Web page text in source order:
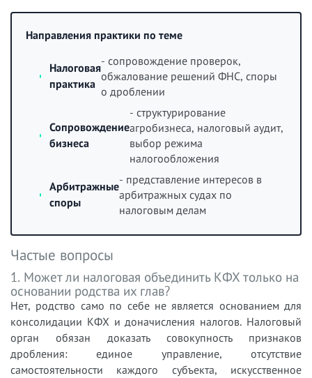
Направления практики по теме
Налоговая
практика
- сопровождение проверок,
обжалование решений ФНС, споры
о дроблении
Сопровождение
бизнеса
- структурирование
агробизнеса, налоговый аудит,
выбор режима
налогообложения
Арбитражные
споры
- представление интересов в
арбитражных судах по
налоговым делам
Частые вопросы
1. Может ли налоговая объединить КФХ только на
основании родства их глав?
Нет, родство само по себе не является основанием для
консолидации КФХ и доначисления налогов. Налоговый
орган обязан доказать совокупность признаков
дробления: единое управление, отсутствие
самостоятельности каждого субъекта, искусственное